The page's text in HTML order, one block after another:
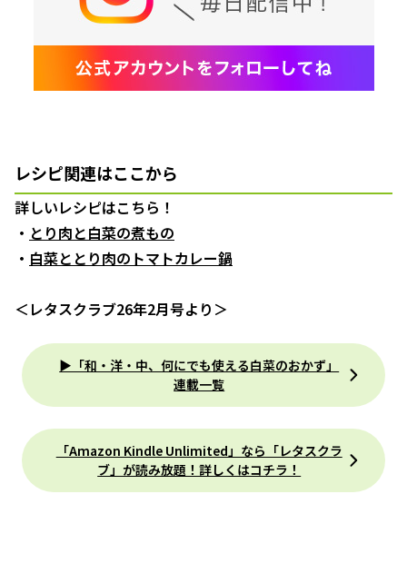
レシピ関連はここから
詳しいレシピはこちら！
・ とり肉と白菜の煮もの
・ 白菜ととり肉のトマトカレー鍋
＜レタスクラブ26年2月号より＞
▶「和・洋・中、何にでも使える白菜のおかず」
連載一覧
「Amazon Kindle Unlimited」なら「レタスクラ
ブ」が読み放題！詳しくはコチラ！